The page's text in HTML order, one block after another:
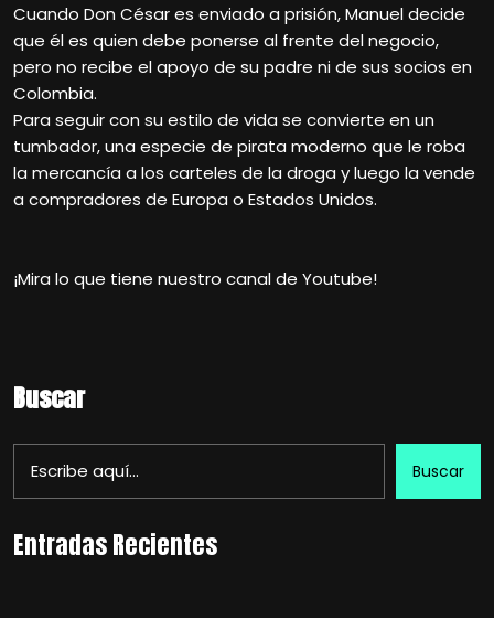
Cuando Don César es enviado a prisión, Manuel decide
que él es quien debe ponerse al frente del negocio,
pero no recibe el apoyo de su padre ni de sus socios en
Colombia.
Para seguir con su estilo de vida se convierte en un
tumbador, una especie de pirata moderno que le roba
la mercancía a los carteles de la droga y luego la vende
a compradores de Europa o Estados Unidos.
¡Mira lo que tiene nuestro canal de Youtube!
Buscar
Buscar
Entradas Recientes